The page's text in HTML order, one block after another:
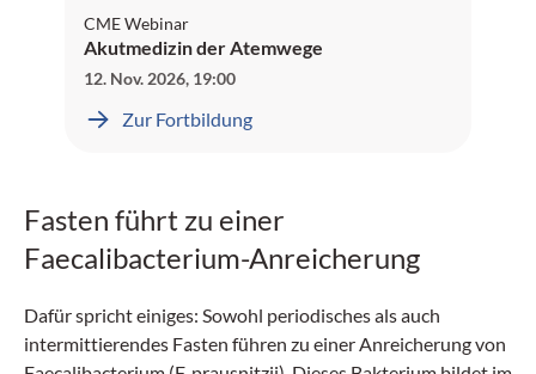
CME Webinar
Akutmedizin der Atemwege
12. Nov. 2026, 19:00
Zur Fortbildung
Fasten führt zu einer
Faecalibacterium-Anreicherung
Dafür spricht einiges: Sowohl periodisches als auch
intermittierendes Fasten führen zu einer Anreicherung von